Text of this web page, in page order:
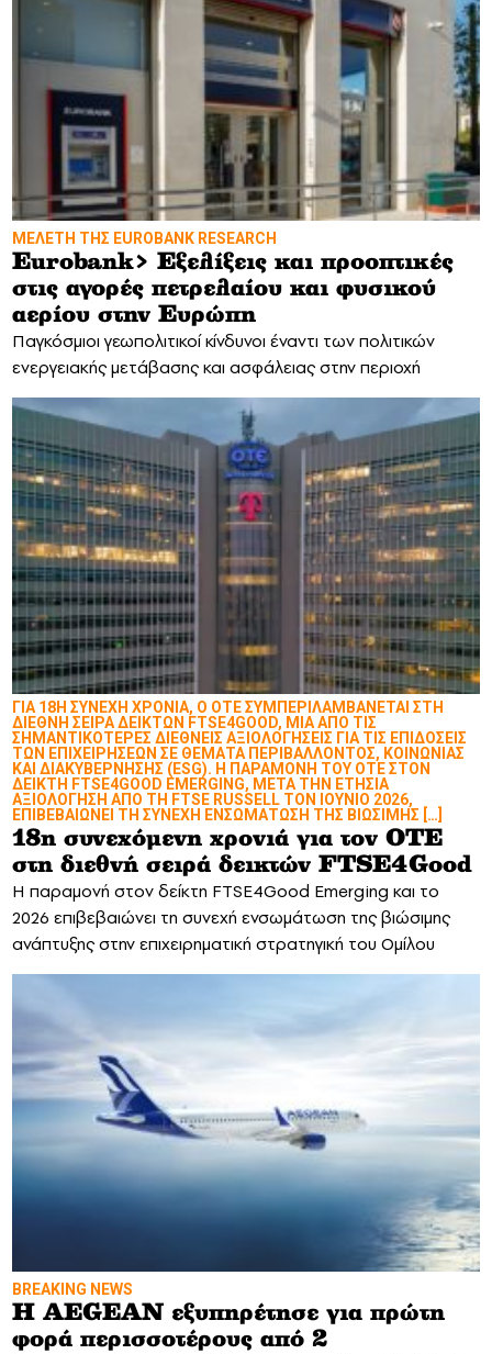
MΕΛΕΤΗ ΤΗΣ EUROBANK RESEARCH
Eurobank> Εξελίξεις και προοπτικές
στις αγορές πετρελαίου και φυσικού
αερίου στην Ευρώπη
Παγκόσμιοι γεωπολιτικοί κίνδυνοι έναντι των πολιτικών
ενεργειακής μετάβασης και ασφάλειας στην περιοχή
ΓΙΑ 18Η ΣΥΝΕΧΗ ΧΡΟΝΙΑ, Ο ΟΤΕ ΣΥΜΠΕΡΙΛΑΜΒΑΝΕΤΑΙ ΣΤΗ
ΔΙΕΘΝΗ ΣΕΙΡΑ ΔΕΙΚΤΩΝ FTSE4GOOD, ΜΙΑ ΑΠΟ ΤΙΣ
ΣΗΜΑΝΤΙΚΟΤΕΡΕΣ ΔΙΕΘΝΕΙΣ ΑΞΙΟΛΟΓΗΣΕΙΣ ΓΙΑ ΤΙΣ ΕΠΙΔΟΣΕΙΣ
ΤΩΝ ΕΠΙΧΕΙΡΗΣΕΩΝ ΣΕ ΘΕΜΑΤΑ ΠΕΡΙΒΑΛΛΟΝΤΟΣ, ΚΟΙΝΩΝΙΑΣ
ΚΑΙ ΔΙΑΚΥΒΕΡΝΗΣΗΣ (ESG). Η ΠΑΡΑΜΟΝΗ ΤΟΥ ΟΤΕ ΣΤΟΝ
ΔΕΙΚΤΗ FTSE4GOOD EMERGING, ΜΕΤΑ ΤΗΝ ΕΤΗΣΙΑ
ΑΞΙΟΛΟΓΗΣΗ ΑΠΟ ΤΗ FTSE RUSSELL ΤΟΝ ΙΟΥΝΙΟ 2026,
ΕΠΙΒΕΒΑΙΩΝΕΙ ΤΗ ΣΥΝΕΧΗ ΕΝΣΩΜΑΤΩΣΗ ΤΗΣ ΒΙΩΣΙΜΗΣ […]
18η συνεχόμενη χρονιά για τον ΟΤΕ
στη διεθνή σειρά δεικτών FTSE4Good
Η παραμονή στον δείκτη FTSE4Good Emerging και το
2026 επιβεβαιώνει τη συνεχή ενσωμάτωση της βιώσιμης
ανάπτυξης στην επιχειρηματική στρατηγική του Ομίλου
BREAKING NEWS
Η AEGEAN εξυπηρέτησε για πρώτη
φορά περισσοτέρους από 2